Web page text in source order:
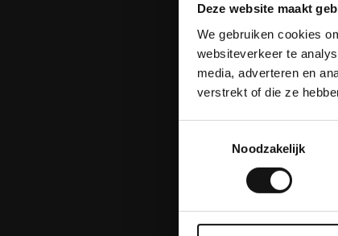
Deze website maakt
We gebruiken cookies
websiteverkeer te
media, adverteren en
verstrekt of die ze
Noodzakelijk